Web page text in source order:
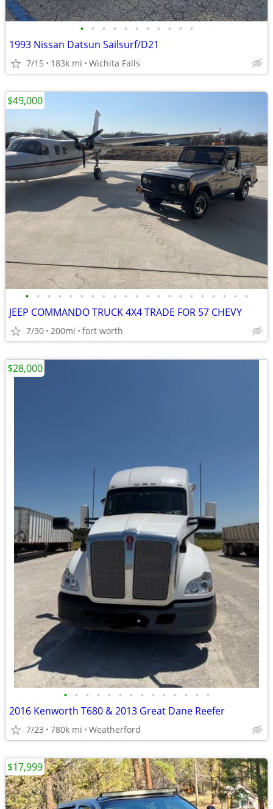
• • • • • • • • • • •
1993 Nissan Datsun Sailsurf/D21
7/15 183k mi Wichita Falls
• • • • • • • • • • • • • • • • • • • • •
JEEP COMMANDO TRUCK 4X4 TRADE FOR 57 CHEVY
7/30 200mi fort worth
$49,000
• • • • • • • • • • • • • •
2016 Kenworth T680 & 2013 Great Dane Reefer
7/23 780k mi Weatherford
$28,000
$17,999